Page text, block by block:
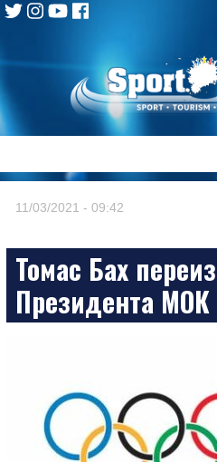
Skip
content
11/03/2021 - 09:42
Томас Бах
Президента МОК